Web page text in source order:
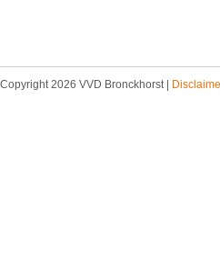
Copyright 2026 VVD Bronckhorst |